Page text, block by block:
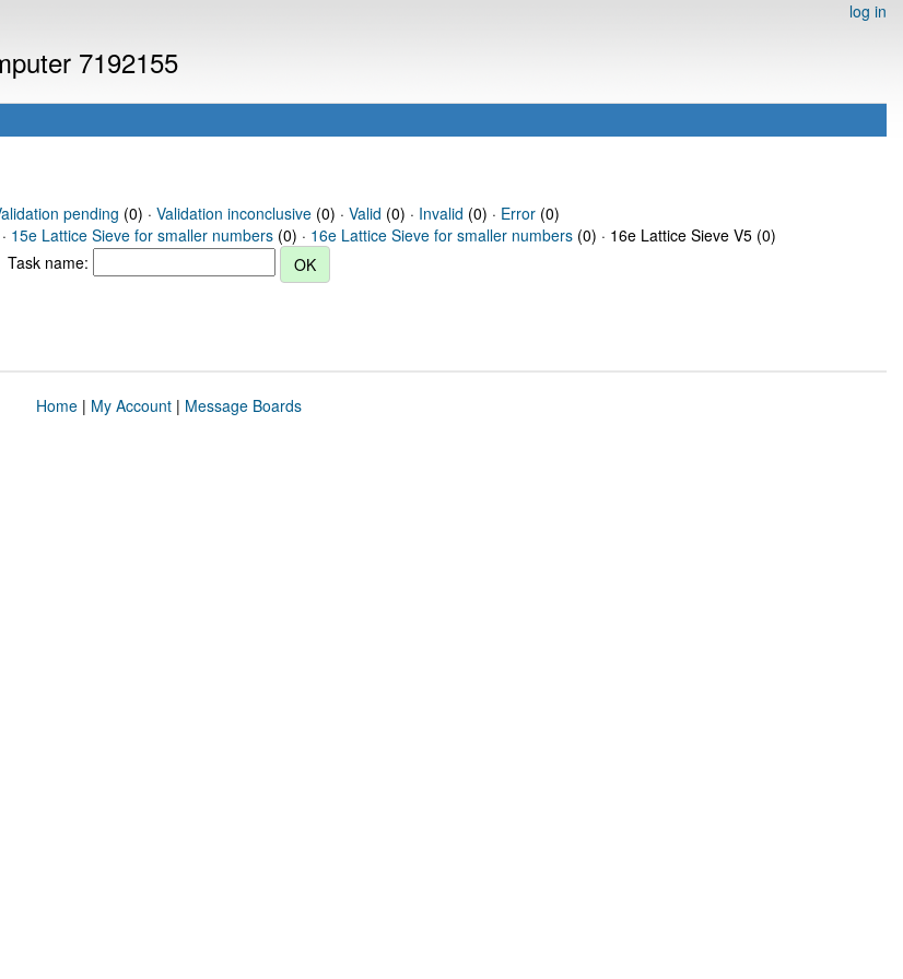
log in
7192155
pending (0) · Validation inconclusive(0) · Valid (0) · Invalid (0) · Error(0)
15e Lattice Sieve for smaller numbers (0) · 16e Lattice Sieve for smaller numbers (0) · 16e Lattice Sieve V5 (0)
Task name:
Home| My Account| Message Boards